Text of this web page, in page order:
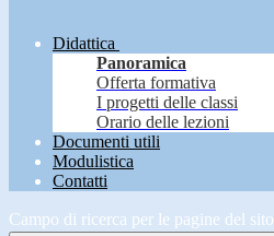
Didattica
Panoramica
Offerta formativa
I progetti delle classi
Orario delle lezioni
Documenti utili
Modulistica
Contatti
Campo di ricerca per le pagine del sito